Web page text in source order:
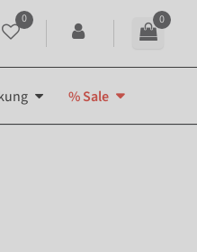
0 0
% Sale